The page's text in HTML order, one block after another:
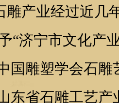
产业经过近几
“济宁市文化产
国雕塑学会石
东省石雕工艺